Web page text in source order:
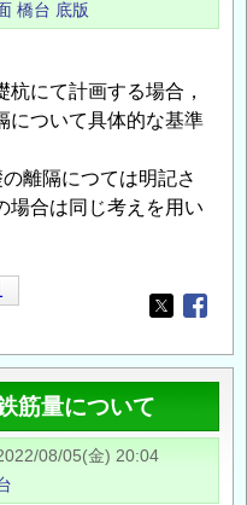
橋台 底版
にて計画する場合，
について具体的な基準
離隔につては明記さ
場合は同じ考えを用い
Opens in
筋量について
08/05(金) 20:04